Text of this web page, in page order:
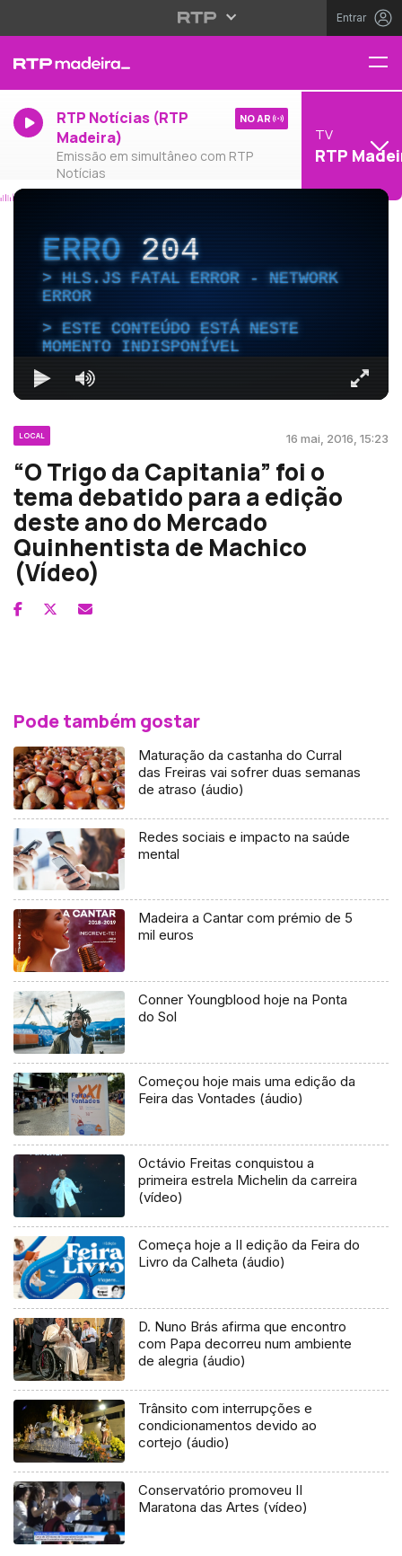
Entrar
RTP Notícias (RTP
Madeira)
Emissão em simultâneo com RTP
Notícias
NO AR
TV
RTP
ERRO204
HLS.JS FATAL ERROR - NETWORK
ERROR
ESTE CONTEÚDO ESTÁ NESTE
MOMENTO INDISPONÍVEL
LOCAL 16 mai, 2016, 15:23
“O Trigo da Capitania” foi o
tema debatido para a edição
deste ano do Mercado
Quinhentista de Machico
(Vídeo)
Pode também gostar
Maturação da castanha do Curral
das Freiras vai sofrer duas semanas
de atraso (áudio)
Redes sociais e impacto na saúde
mental
Madeira a Cantar com prémio de 5
mil euros
Conner Youngblood hoje na Ponta
do Sol
Começou hoje mais uma edição da
Feira das Vontades (áudio)
Octávio Freitas conquistou a
primeira estrela Michelin da carreira
(vídeo)
Começa hoje a II edição da Feira do
Livro da Calheta (áudio)
D. Nuno Brás afirma que encontro
com Papa decorreu num ambiente
de alegria (áudio)
Trânsito com interrupções e
condicionamentos devido ao
cortejo (áudio)
Conservatório promoveu II
Maratona das Artes (vídeo)